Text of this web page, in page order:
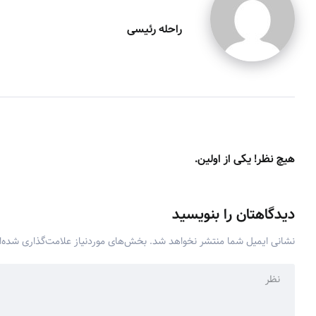
راحله رئیسی
هیچ نظر! یکی از اولین.
دیدگاهتان را بنویسید
نشانی ایمیل شما منتشر نخواهد شد. بخش‌های موردنیاز علامت‌گذاری